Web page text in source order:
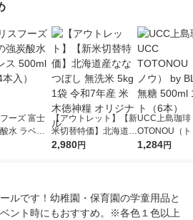
ーズ 富士
水 ラベル
1箱（24
【アウトレット】【新
米切替特価】北海道産
ななつぼし 無洗米 5k
2,980円
UCC上島珈琲
OTONOU（
ウ） by
1,284円
ルです！幼稚園・保育園の学童用品と
ント時にもおすすめ。※各色１色以上